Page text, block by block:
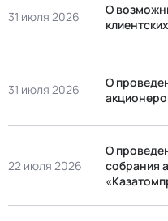
31 июля 2026
О
31 июля 2026
О
22 июля 2026
О
собрания